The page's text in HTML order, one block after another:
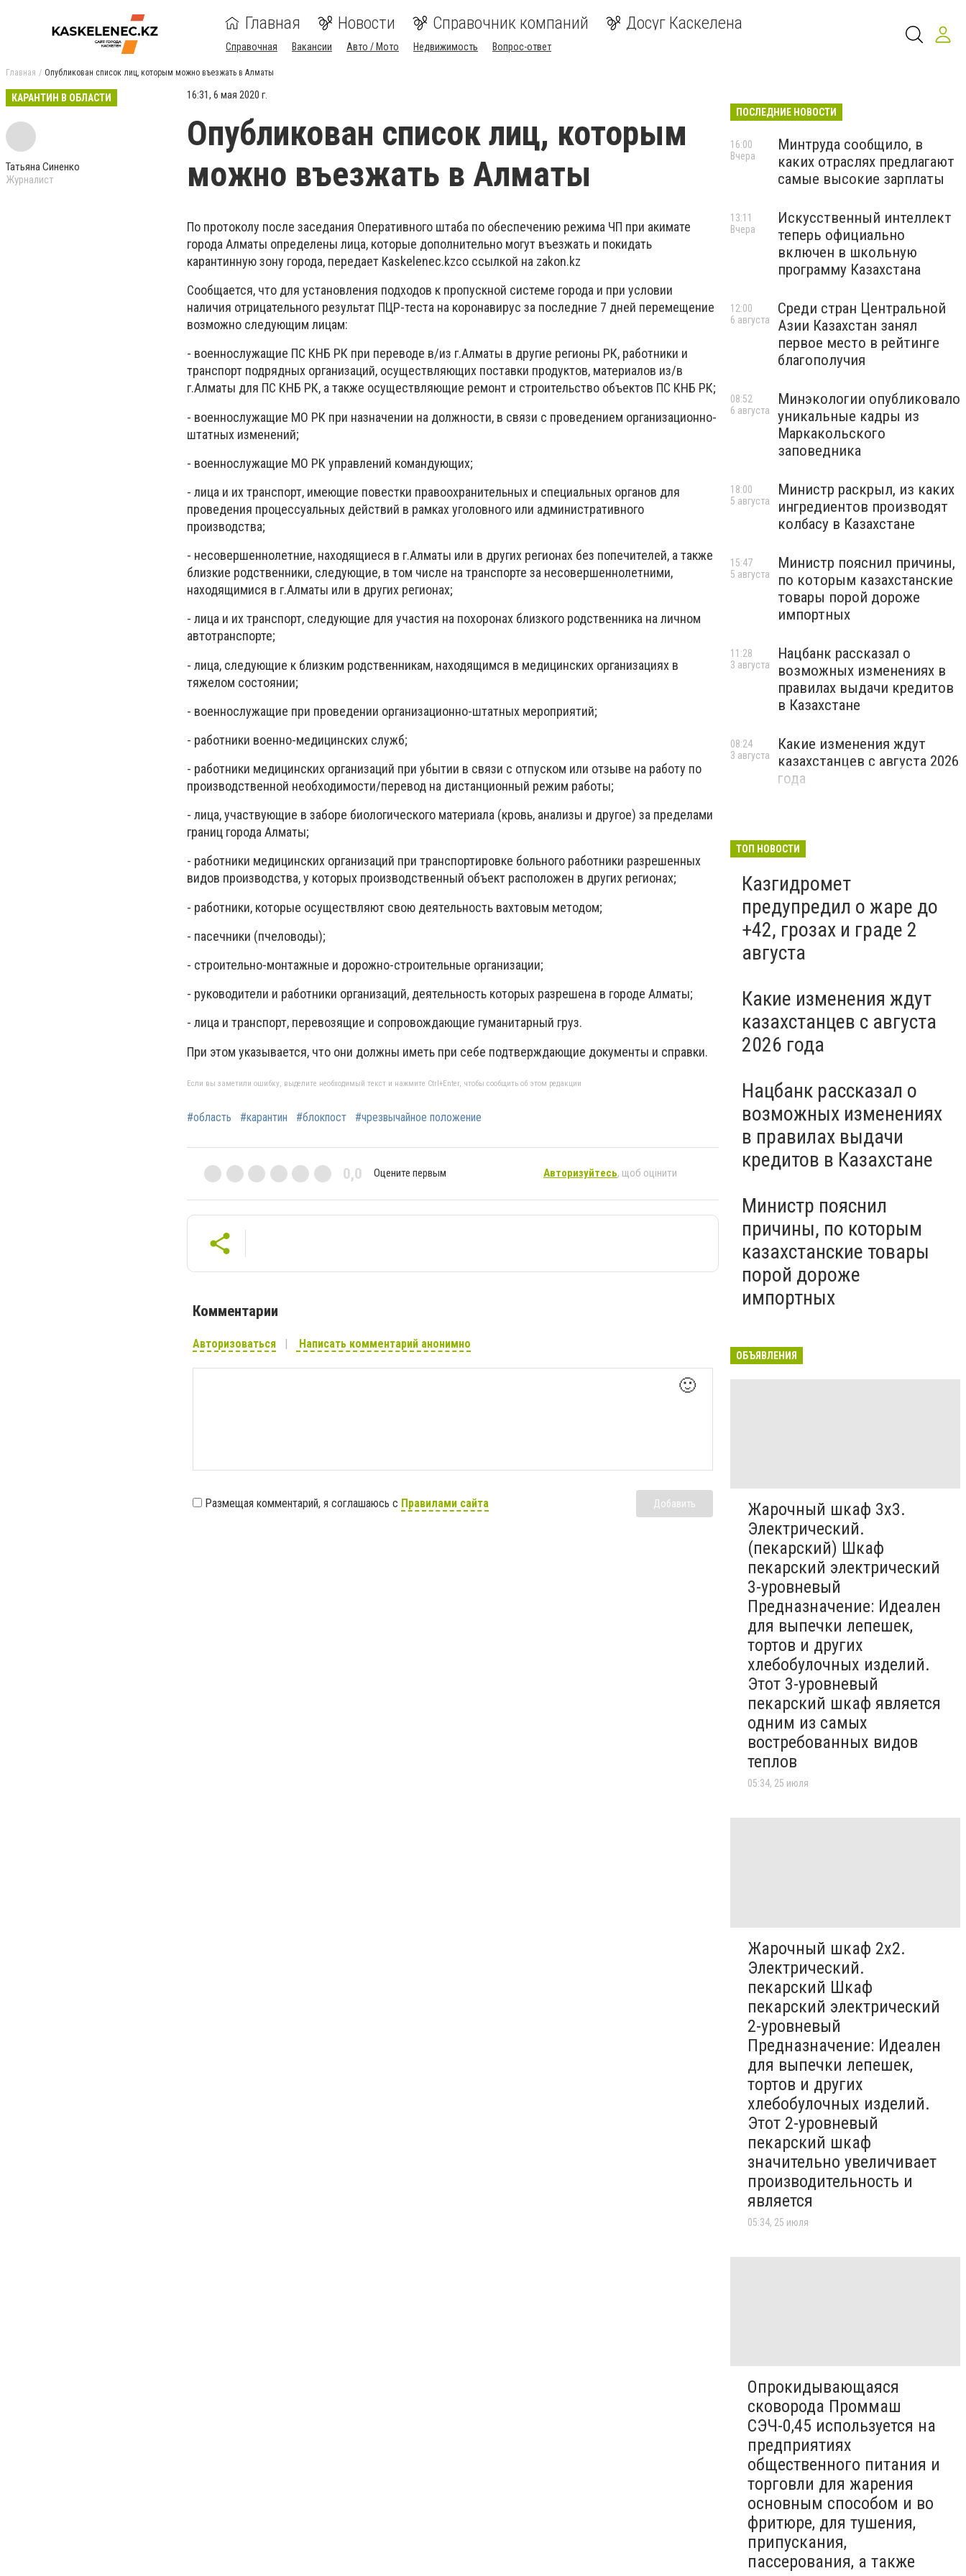
Главная Новости Справочник компаний Досуг Каскелена
Справочная Вакансии Авто / Мото Недвижимость Вопрос-ответ
Главная Опубликован список лиц, которым можно въезжать в Алматы
КАРАНТИН В ОБЛАСТИ
Татьяна Синенко
Журналист
16:31, 6 мая 2020 г.
Опубликован список лиц, которым
можно въезжать в Алматы
По протоколу после заседания Оперативного штаба по обеспечению режима ЧП при акимате
города Алматы определены лица, которые дополнительно могут въезжать и покидать
карантинную зону города, передает Kaskelenec.kzсо ссылкой на zakon.kz
Сообщается, что для установления подходов к пропускной системе города и при условии
наличия отрицательного результат ПЦР-теста на коронавирус за последние 7 дней перемещение
возможно следующим лицам:
- военнослужащие ПС КНБ РК при переводе в/из г.Алматы в другие регионы РК, работники и
транспорт подрядных организаций, осуществляющих поставки продуктов, материалов из/в
г.Алматы для ПС КНБ РК, а также осуществляющие ремонт и строительство объектов ПС КНБ РК;
- военнослужащие МО РК при назначении на должности, в связи с проведением организационно-
штатных изменений;
- военнослужащие МО РК управлений командующих;
- лица и их транспорт, имеющие повестки правоохранительных и специальных органов для
проведения процессуальных действий в рамках уголовного или административного
производства;
- несовершеннолетние, находящиеся в г.Алматы или в других регионах без попечителей, а также
близкие родственники, следующие, в том числе на транспорте за несовершеннолетними,
находящимися в г.Алматы или в других регионах;
- лица и их транспорт, следующие для участия на похоронах близкого родственника на личном
автотранспорте;
- лица, следующие к близким родственникам, находящимся в медицинских организациях в
тяжелом состоянии;
- военнослужащие при проведении организационно-штатных мероприятий;
- работники военно-медицинских служб;
- работники медицинских организаций при убытии в связи с отпуском или отзыве на работу по
производственной необходимости/перевод на дистанционный режим работы;
- лица, участвующие в заборе биологического материала (кровь, анализы и другое) за пределами
границ города Алматы;
- работники медицинских организаций при транспортировке больного работники разрешенных
видов производства, у которых производственный объект расположен в других регионах;
- работники, которые осуществляют свою деятельность вахтовым методом;
- пасечники (пчеловоды);
- строительно-монтажные и дорожно-строительные организации;
- руководители и работники организаций, деятельность которых разрешена в городе Алматы;
- лица и транспорт, перевозящие и сопровождающие гуманитарный груз.
При этом указывается, что они должны иметь при себе подтверждающие документы и справки.
Если вы заметили ошибку, выделите необходимый текст и нажмите Ctrl+Enter, чтобы сообщить об этом редакции
#область #карантин #блокпост #чрезвычайное положение
0,0 Оцените первым Авторизуйтесь, щоб оцінити
Комментарии
Авторизоваться Написать комментарий анонимно
🙂
Размещая комментарий, я соглашаюсь с Правилами сайта Добавить
ПОСЛЕДНИЕ НОВОСТИ
Минтруда сообщило, в
каких отраслях предлагают
самые высокие зарплаты
16:00
Вчера
Искусственный интеллект
теперь официально
включен в школьную
программу Казахстана
13:11
Вчера
Среди стран Центральной
Азии Казахстан занял
первое место в рейтинге
благополучия
12:00
6 августа
Минэкологии опубликовало
уникальные кадры из
Маркакольского
заповедника
08:52
6 августа
Министр раскрыл, из каких
ингредиентов производят
колбасу в Казахстане
18:00
5 августа
Министр пояснил причины,
по которым казахстанские
товары порой дороже
импортных
15:47
5 августа
Нацбанк рассказал о
возможных изменениях в
правилах выдачи кредитов
в Казахстане
11:28
3 августа
Какие изменения ждут
казахстанцев с августа 2026
года
08:24
3 августа
ТОП НОВОСТИ
Казгидромет
предупредил о жаре до
+42, грозах и граде 2
августа
Какие изменения ждут
казахстанцев с августа
2026 года
Нацбанк рассказал о
возможных изменениях
в правилах выдачи
кредитов в Казахстане
Министр пояснил
причины, по которым
казахстанские товары
порой дороже
импортных
ОБЪЯВЛЕНИЯ
Жарочный шкаф 3х3.
Электрический.
(пекарский) Шкаф
пекарский электрический
3-уровневый
Предназначение: Идеален
для выпечки лепешек,
тортов и других
хлебобулочных изделий.
Этот 3-уровневый
пекарский шкаф является
одним из самых
востребованных видов
теплов
05:34, 25 июля
Жарочный шкаф 2х2.
Электрический.
пекарский Шкаф
пекарский электрический
2-уровневый
Предназначение: Идеален
для выпечки лепешек,
тортов и других
хлебобулочных изделий.
Этот 2-уровневый
пекарский шкаф
значительно увеличивает
производительность и
является
05:34, 25 июля
Опрокидывающаяся
сковорода Проммаш
СЭЧ-0,45 используется на
предприятиях
общественного питания и
торговли для жарения
основным способом и во
фритюре, для тушения,
припускания,
пассерования, а также